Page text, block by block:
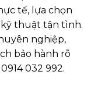
tế, lựa chọn
kỹ thuật tận tình.
nghiệp,
bảo hành rõ
032 992.